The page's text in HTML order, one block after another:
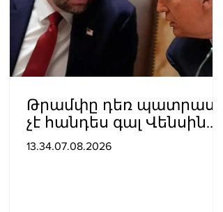
Թրամփը դեռ պատրաստ
չէ հանդես գալ Վենսին
ԱՄՆ նախագահի
13.34.07.08.2026